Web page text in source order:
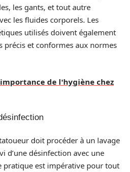
les gants, et tout autre
les fluides corporels. Les
utilisés doivent également
précis et conformes aux normes
de l'hygiène chez
doit procéder à un lavage
d’une désinfection avec une
pratique est impérative pour tout